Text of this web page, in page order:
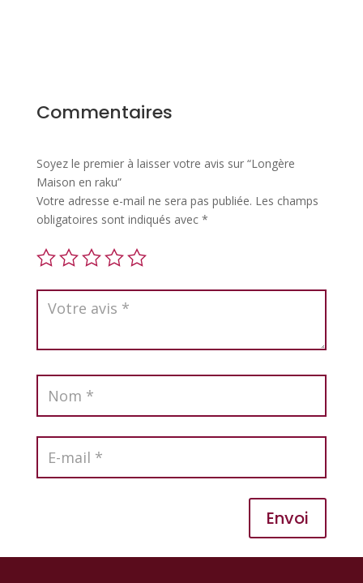
Commentaires
Soyez le premier à laisser votre avis sur “Longère
Maison en raku”
Votre adresse e-mail ne sera pas publiée. Les champs
obligatoires sont indiqués avec *
Envoi